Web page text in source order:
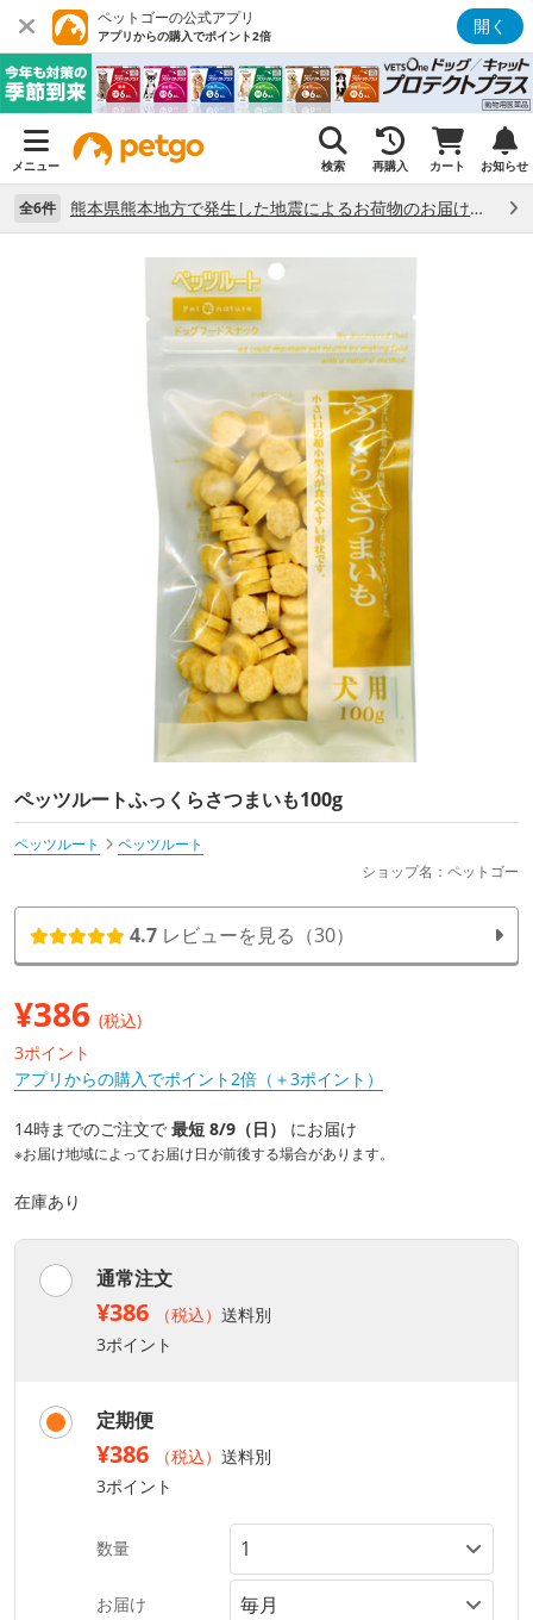
ペットゴーの公式アプリ
アプリからの購入でポイント2倍 開く
メニュー 検索 再購入 カート お知らせ
全6件 熊本県熊本地方で発生した地震によるお荷物のお届け状況について （7/28）
ペッツルートふっくらさつまいも100g
ペッツルート
ペッツルート
ショップ名：ペットゴー
4.7 レビューを見る（30）
¥386 (税込)
3ポイント
アプリからの購入でポイント2倍（＋3ポイント）
14時までのご注文で 最短 8/9（日） にお届け
※お届け地域によってお届け日が前後する場合があります。
在庫あり
通常注文
¥386 （税込） 送料別
3ポイント
定期便
¥386 （税込） 送料別
3ポイント
数量
お届け